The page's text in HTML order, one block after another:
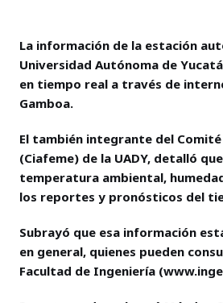
La información de la estación
Universidad Autónoma de
en tiempo real a través de
Gamboa.
El también integrante del
(Ciafeme) de la UADY, detalló
temperatura ambiental,
los reportes y pronósticos del
Subrayó que esa información
en general, quienes pueden
Facultad de Ingeniería